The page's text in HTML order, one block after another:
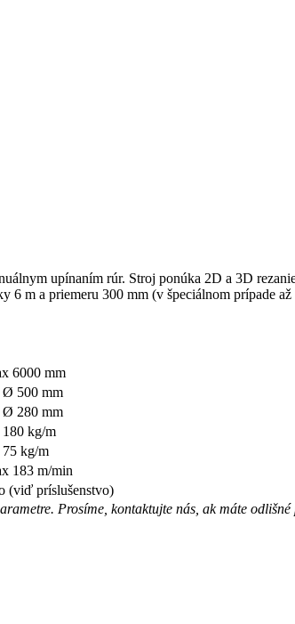
upínaním rúr. Stroj ponúka 2D a 3D
6 m a priemeru 300 mm (v špeciálnom prípade
6000 mm
Ø 500 mm
Ø 280 mm
180 kg/m
75 kg/m
183 m/min
(viď príslušenstvo)
Prosíme, kontaktujte nás, ak máte